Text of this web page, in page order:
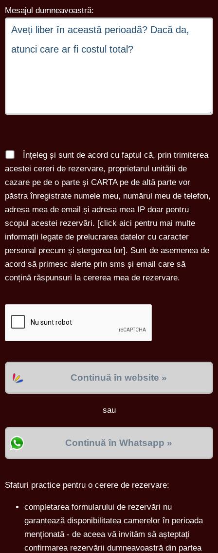
Mesajul dumneavoastră:
Înțeleg și sunt de acord cu faptul că, prin trimiterea
acestei cereri de rezervare, proprietarul unității de
cazare pe de o parte și CARTA pe de altă parte vor
păstra înregistrate numele meu, numărul meu de telefon,
adresa mea de email și adresa mea IP doar pentru
scopul acestei rezervări. [click aici pentru mai multe
informații legate de prelucrarea datelor cu caracter
personal precum și ștergerea lor]. Sunt de asemenea de
acord să primesc alerte prin sms și email care să
conțină răspunsuri la cererea mea de rezervare.
Continuă în website »
sau
Continuă în Whatsapp »
Sfaturi practice pentru o cerere de rezervare:
completarea formularului de rezervări nu
garantează disponibilitatea camerelor în perioada
menționată - de aceea vă invităm să așteptați
confirmarea rezervării dumneavoastră din partea